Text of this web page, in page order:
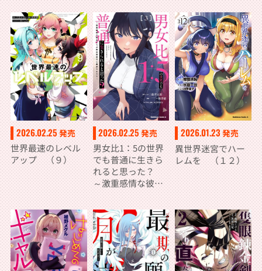
2026.02.25 発売
世界最速のレベル
アップ （９）
2026.02.25 発売
男女比1：5の世界
でも普通に生きら
れると思った？
～激重感情な彼女
に翻弄されたら～
３
2026.01.23 発売
異世界迷宮でハー
レムを （１２）